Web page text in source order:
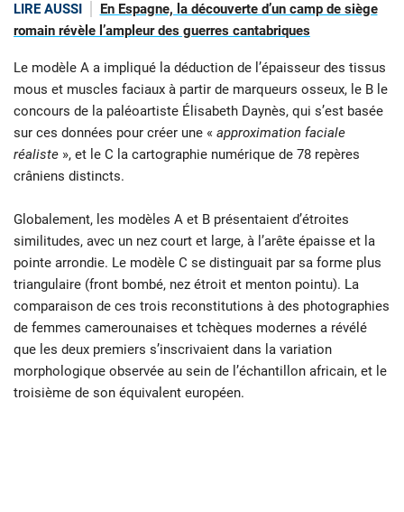
LIRE AUSSI
En Espagne, la découverte d’un camp de siège
romain révèle l’ampleur des guerres cantabriques
Le modèle A a impliqué la déduction de l’épaisseur des tissus
mous et muscles faciaux à partir de marqueurs osseux, le B le
concours de la paléoartiste Élisabeth Daynès, qui s’est basée
sur ces données pour créer une « approximation faciale
réaliste », et le C la cartographie numérique de 78 repères
crâniens distincts.
Globalement, les modèles A et B présentaient d’étroites
similitudes, avec un nez court et large, à l’arête épaisse et la
pointe arrondie. Le modèle C se distinguait par sa forme plus
triangulaire (front bombé, nez étroit et menton pointu). La
comparaison de ces trois reconstitutions à des photographies
de femmes camerounaises et tchèques modernes a révélé
que les deux premiers s’inscrivaient dans la variation
morphologique observée au sein de l’échantillon africain, et le
troisième de son équivalent européen.